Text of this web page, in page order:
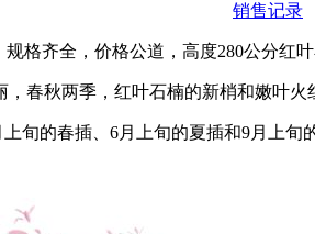
销售记录
齐全，价格公道，高度280公分红叶
秋两季，红叶石楠的新梢和嫩叶火
的春插、6月上旬的夏插和9月上旬的